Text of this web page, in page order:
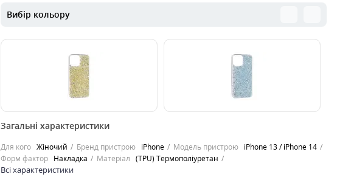
Вибір кольору
Накладка Fashion Shine -
виготовлена з високоякісного
прозорого термополіуретану. Чохол
надано в чот..
0
виготовлена з високоякісного
прозорого термополіуретану. Чохол
надано в чот..
Загальні характеристики
Для кого Жіночий Бренд пристрою iPhone Модель пристрою
iPhone 13 / iPhone 14
Форм фактор
Накладка Матеріал (TPU) Термополіуретан
Всі характеристики